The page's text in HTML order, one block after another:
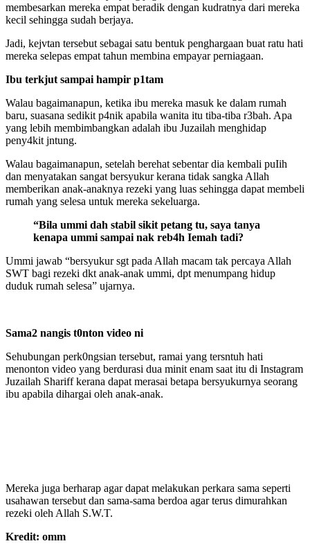
membesarkan mereka empat beradik dengan kudratnya dari mereka
kecil sehingga sudah berjaya.
Jadi, kejvtan tersebut sebagai satu bentuk penghargaan buat ratu hati
mereka selepas empat tahun membina empayar perniagaan.
Ibu terkjut sampai hampir p1tam
Walau bagaimanapun, ketika ibu mereka masuk ke dalam rumah
baru, suasana sedikit p4nik apabila wanita itu tiba-tiba r3bah. Apa
yang lebih membimbangkan adalah ibu Juzailah menghidap
peny4kit jntung.
Walau bagaimanapun, setelah berehat sebentar dia kembali puIih
dan menyatakan sangat bersyukur kerana tidak sangka Allah
memberikan anak-anaknya rezeki yang luas sehingga dapat membeli
rumah yang selesa untuk mereka sekeluarga.
“Bila ummi dah stabil sikit petang tu, saya tanya
kenapa ummi sampai nak reb4h Iemah tadi?
Ummi jawab “bersyukur sgt pada Allah macam tak percaya Allah
SWT bagi rezeki dkt anak-anak ummi, dpt menumpang hidup
duduk rumah selesa” ujarnya.
Sama2 nangis t0nton video ni
Sehubungan perk0ngsian tersebut, ramai yang tersntuh hati
menonton video yang berdurasi dua minit enam saat itu di Instagram
Juzailah Shariff kerana dapat merasai betapa bersyukurnya seorang
ibu apabila dihargai oleh anak-anak.
Mereka juga berharap agar dapat melakukan perkara sama seperti
usahawan tersebut dan sama-sama berdoa agar terus dimurahkan
rezeki oleh Allah S.W.T.
Kredit: omm